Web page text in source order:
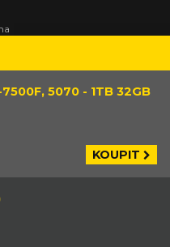
5070 - 1TB 32GB
KOUPIT